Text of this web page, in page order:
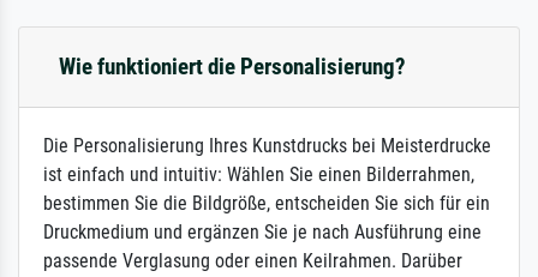
Wie funktioniert die Personalisierung?
Die Personalisierung Ihres Kunstdrucks bei Meisterdrucke
ist einfach und intuitiv: Wählen Sie einen Bilderrahmen,
bestimmen Sie die Bildgröße, entscheiden Sie sich für ein
Druckmedium und ergänzen Sie je nach Ausführung eine
passende Verglasung oder einen Keilrahmen. Darüber